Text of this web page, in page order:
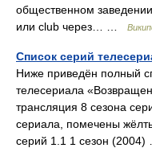
общественном
или club через… …
Список серий
Ниже приведён полный
телесериала
трансляция 8 сезона
сериала, помечены
серий 1.1 1 сезон